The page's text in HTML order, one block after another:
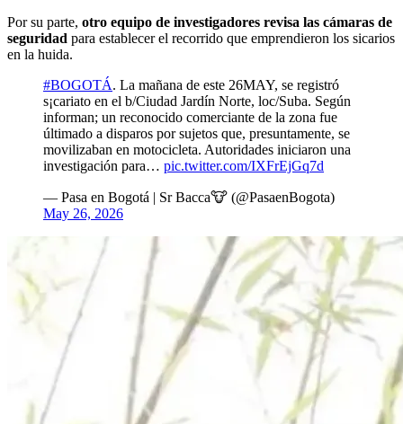
Por su parte, otro equipo de investigadores revisa las cámaras de
seguridad para establecer el recorrido que emprendieron los sicarios
en la huida.
#BOGOTÁ. La mañana de este 26MAY, se registró
s¡cariato en el b/Ciudad Jardín Norte, loc/Suba. Según
informan; un reconocido comerciante de la zona fue
últimado a disparos por sujetos que, presuntamente, se
movilizaban en motocicleta. Autoridades iniciaron una
investigación para… pic.twitter.com/IXFrEjGq7d
— Pasa en Bogotá | Sr Bacca🐮 (@PasaenBogota)
May 26, 2026